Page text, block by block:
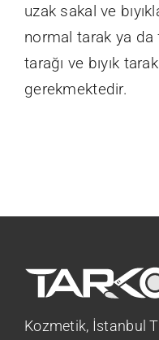
uzak sakal ve
normal tarak ya da
tarağı ve bıyık
gerekmektedir.
Kozmetik, İstanbul